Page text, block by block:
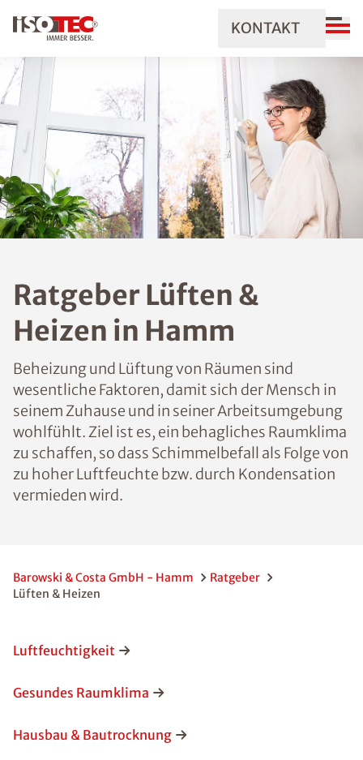
KONTAKT
Ratgeber Lüften &
Heizen in Hamm
Beheizung und Lüftung von Räumen sind
wesentliche Faktoren, damit sich der Mensch in
seinem Zuhause und in seiner Arbeitsumgebung
wohlfühlt. Ziel ist es, ein behagliches Raumklima
zu schaffen, so dass Schimmelbefall als Folge von
zu hoher Luftfeuchte bzw. durch Kondensation
vermieden wird.
Barowski & Costa GmbH - Hamm
Ratgeber
Lüften & Heizen
Luftfeuchtigkeit
Gesundes Raumklima
Hausbau & Bautrocknung